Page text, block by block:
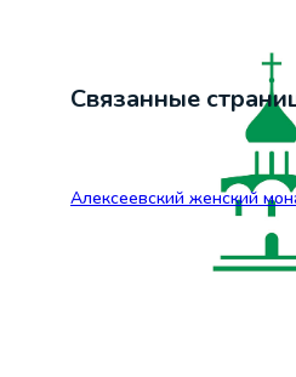
Связанные
Алексеевский женский